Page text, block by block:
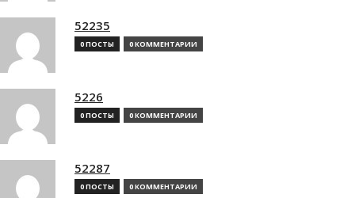
52235
0 ПОСТЫ 0 КОММЕНТАРИИ
5226
0 ПОСТЫ 0 КОММЕНТАРИИ
52287
0 ПОСТЫ 0 КОММЕНТАРИИ